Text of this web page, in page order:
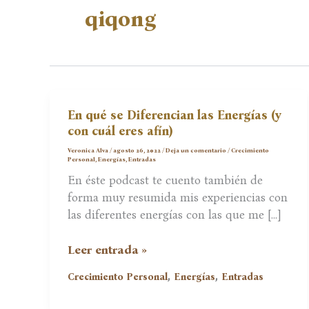
qiqong
En qué se Diferencian las Energías (y
con cuál eres afín)
Veronica Alva /agosto 26, 2022 /Deja un comentario /Crecimiento
Personal, Energías, Entradas
En éste podcast te cuento también de
forma muy resumida mis experiencias con
las diferentes energías con las que me […]
En
se
Leer entrada »
Crecimiento Personal, Energías, Entradas